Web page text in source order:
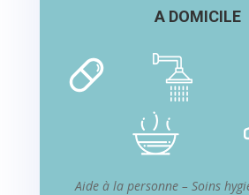
A DOMICILE
Aide à la personne – Soins